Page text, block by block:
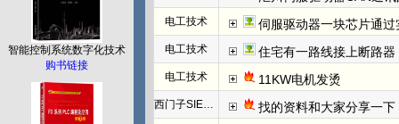
智能控制系统数字化技术
购书链接
电工技术 伺服驱动器一块芯片通
电工技术 住宅有一路线接上断路
电工技术 11KW电机发烫
西门子SIEMENS 找的资料和大家分享一下：西门子